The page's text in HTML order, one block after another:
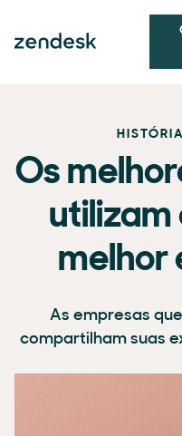
Os
utilizam
melhor
As empresas
compartilham suas